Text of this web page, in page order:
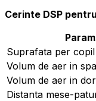
Cerinte DSP
Suprafata per
Volum de aer in
Volum de aer in
Distanta mese-